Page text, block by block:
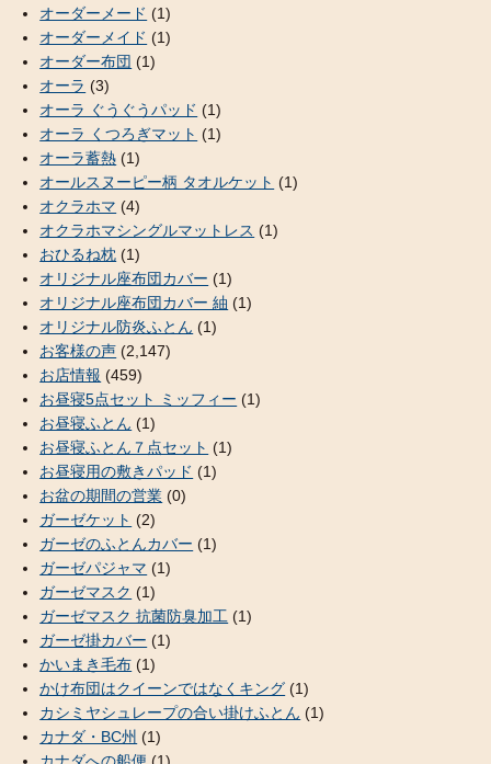
オーダーメード (1)
オーダーメイド (1)
オーダー布団 (1)
オーラ (3)
オーラ ぐうぐうパッド (1)
オーラ くつろぎマット (1)
オーラ蓄熱 (1)
オールスヌーピー柄 タオルケット (1)
オクラホマ (4)
オクラホマシングルマットレス (1)
おひるね枕 (1)
オリジナル座布団カバー (1)
オリジナル座布団カバー 紬 (1)
オリジナル防炎ふとん (1)
お客様の声 (2,147)
お店情報 (459)
お昼寝5点セット ミッフィー (1)
お昼寝ふとん (1)
お昼寝ふとん７点セット (1)
お昼寝用の敷きパッド (1)
お盆の期間の営業 (0)
ガーゼケット (2)
ガーゼのふとんカバー (1)
ガーゼパジャマ (1)
ガーゼマスク (1)
ガーゼマスク 抗菌防臭加工 (1)
ガーゼ掛カバー (1)
かいまき毛布 (1)
かけ布団はクイーンではなくキング (1)
カシミヤシュレープの合い掛けふとん (1)
カナダ・BC州 (1)